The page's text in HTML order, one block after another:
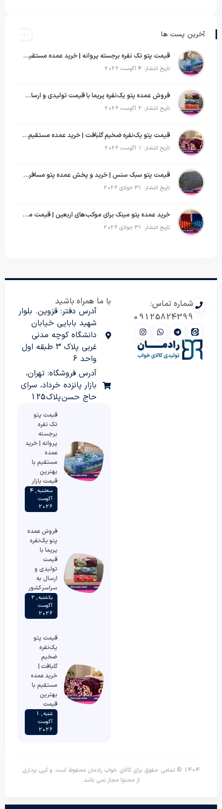
آخرین پست ها
قیمت پتو تک نفره برجسته پروانه | خرید عمده مستقیم با بهترین قیمت بازار
تاریخ انتشار: 4 آگوست 2026
فروش عمده پتو یک‌نفره پریما با قیمت تولیدی و ارسال به سراسر کشور
تاریخ انتشار: 2 آگوست 2026
قیمت پتو یک‌نفره ضخیم گلبافت | خرید عمده مستقیم با بهترین قیمت
تاریخ انتشار: 1 آگوست 2026
قیمت پتو سبک سنس | خرید و پخش عمده پتو مسافرتی Sense
تاریخ انتشار: 31 جولای 2026
خرید عمده پتو مینک برای موکب‌های اربعین | قیمت مناسب و ارسال سریع
تاریخ انتشار: 31 جولای 2026
شماره تماس:
09125824399
با ما همراه باشید
آدرس دفتر: قزوین. بلوار
شهید بابایی خیابان
دانشگاه کوچه مدنی
غربی پلاک 3 طبقه اول
واحد 6
آدرس فروشگاه: تهران،
بازار پانزده خرداد، سرای
حاج حسن پلاک 125
قیمت پتو
تک نفره
برجسته
پروانه | خرید
عمده
مستقیم با
بهترین
قیمت بازار
سه‌شنبه , 4
آگوست
2026
فروش عمده
پتو یک‌نفره
پریما با
قیمت
تولیدی و
ارسال به
سراسر کشور
یکشنبه , 2
آگوست
2026
قیمت پتو
یک‌نفره
ضخیم
گلبافت |
خرید عمده
مستقیم با
بهترین
قیمت
شنبه , 1
آگوست
2026
1404 © تمامی حقوق برای کالای خواب رادمان محفوظ است. و کپی برداری
از محتوا مجاز نمی باشد.